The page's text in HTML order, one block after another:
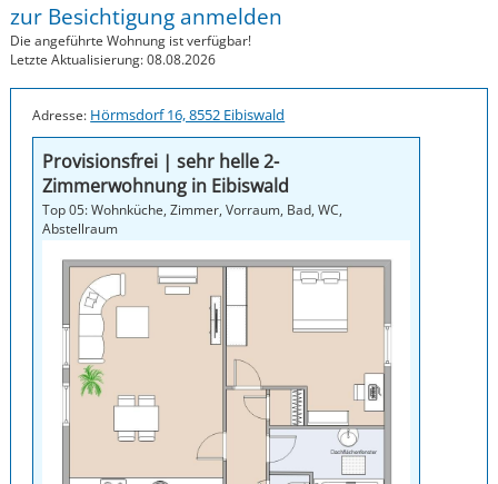
Susi-Sorglos Anlegerwohnungen
Impressum
zur Besichtigung anmelden
Die angeführte Wohnung ist verfügbar!
Letzte Aktualisierung: 08.08.2026
Adresse: Hörmsdorf 16, 8552 Eibiswald
Provisionsfrei | sehr helle 2-
Zimmerwohnung in Eibiswald
Top 05: Wohnküche, Zimmer, Vorraum, Bad, WC,
Abstellraum